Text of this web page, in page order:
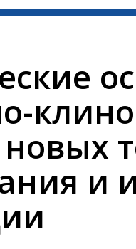
и